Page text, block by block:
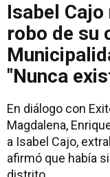
Isabel
robo de su
"Nunca
En diálogo con
Magdalena,
a Isabel Cajo,
afirmó que había